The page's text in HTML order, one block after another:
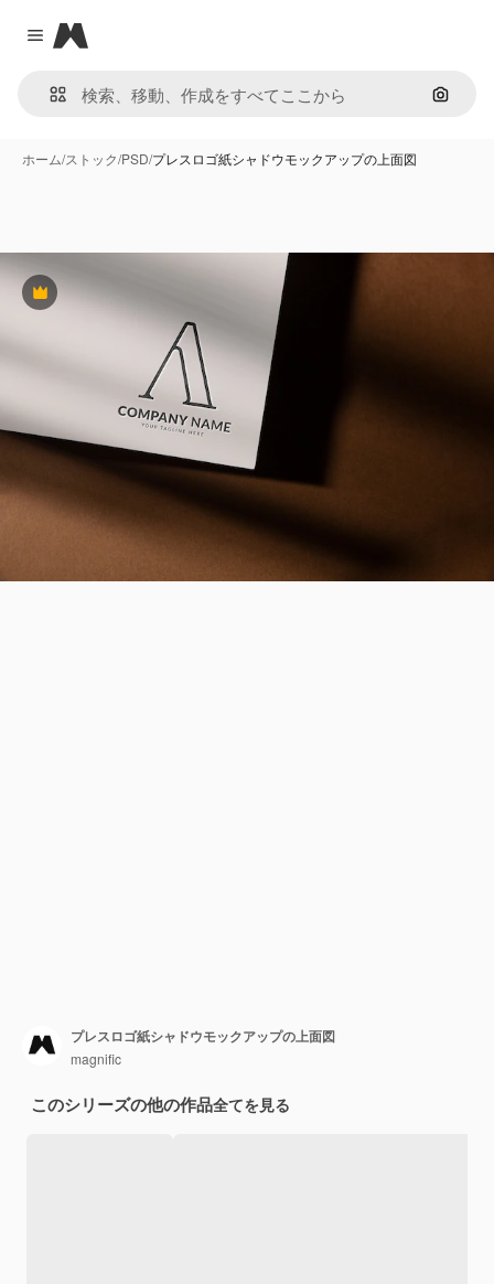
Close menu
Magnific
画像で
ホーム/ストック/PSD/プレスロゴ紙シャドウモックアップの上面図
Premium
プレスロゴ紙シャドウモックアップの上面図
magnific
このシリーズの他の作品全てを見る